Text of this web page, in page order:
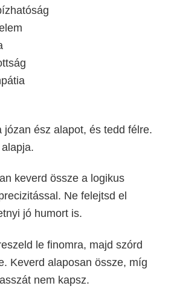
józan ész alapot, és tedd félre.
keverd össze a logikus
Ne felejtsd el
jó humort is.
le finomra, majd szórd
Keverd alaposan össze, míg
nem kapsz.